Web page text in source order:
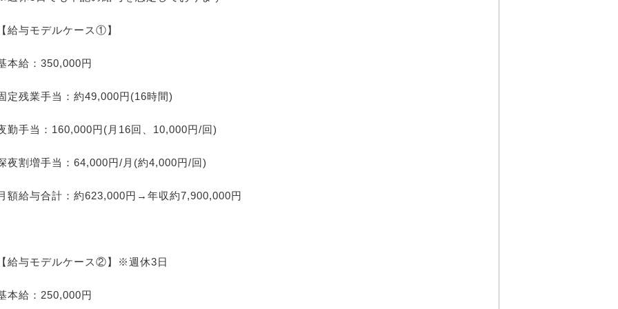
給与モデルケース①】
本給：350,000円
定残業手当：約49,000円(16時間)
勤手当：160,000円(月16回、10,000円/回)
夜割増手当：64,000円/月(約4,000円/回)
額給与合計：約623,000円→年収約7,900,000円
給与モデルケース②】※週休3日
本給：250,000円